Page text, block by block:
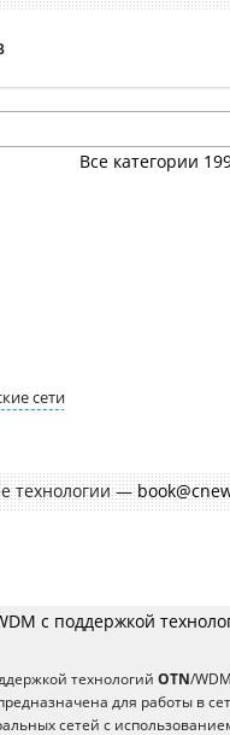
Все категории
сети
технологии —
с поддержкой
технологий OTN/
для работы в
сетей с